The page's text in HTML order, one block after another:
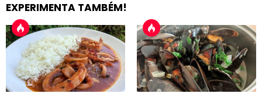
EXPERIMENTA TAMBÉM!